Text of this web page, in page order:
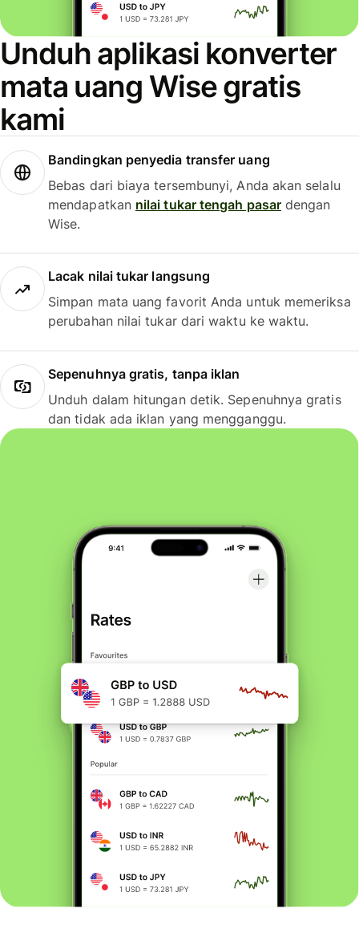
Unduh aplikasi konverter
mata uang Wise gratis
kami
Bandingkan penyedia transfer uang
Bebas dari biaya tersembunyi, Anda akan selalu
mendapatkan nilai tukar tengah pasardengan
Wise.
Lacak nilai tukar langsung
Simpan mata uang favorit Anda untuk memeriksa
perubahan nilai tukar dari waktu ke waktu.
Sepenuhnya gratis, tanpa iklan
Unduh dalam hitungan detik. Sepenuhnya gratis
dan tidak ada iklan yang mengganggu.